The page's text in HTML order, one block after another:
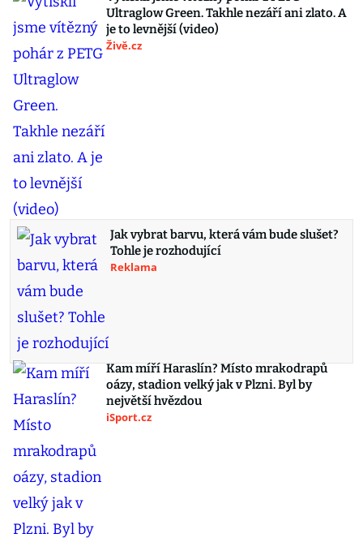
Ultraglow Green. Takhle nezáří ani zlato. A
je to levnější (video)
Živě.cz
Jak vybrat barvu, která vám bude slušet?
Tohle je rozhodující
Reklama
Kam míří Haraslín? Místo mrakodrapů
oázy, stadion velký jak v Plzni. Byl by
největší hvězdou
iSport.cz